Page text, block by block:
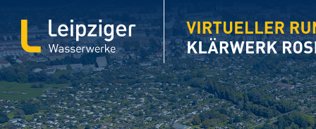
ÜBERSICHT
KLÄRWERK-
STATIONEN